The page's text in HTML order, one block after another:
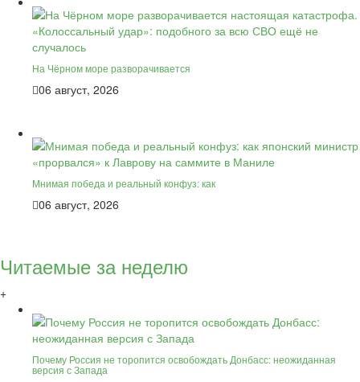
На Чёрном море разворачивается
06 август, 2026
Мнимая победа и реальный конфуз: как
06 август, 2026
Читаемые за неделю
+
Почему Россия не торопится освобождать Донбасс: неожиданная
версия с Запада